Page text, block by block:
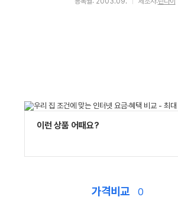
이런 상품 어때요?
가격비교 0